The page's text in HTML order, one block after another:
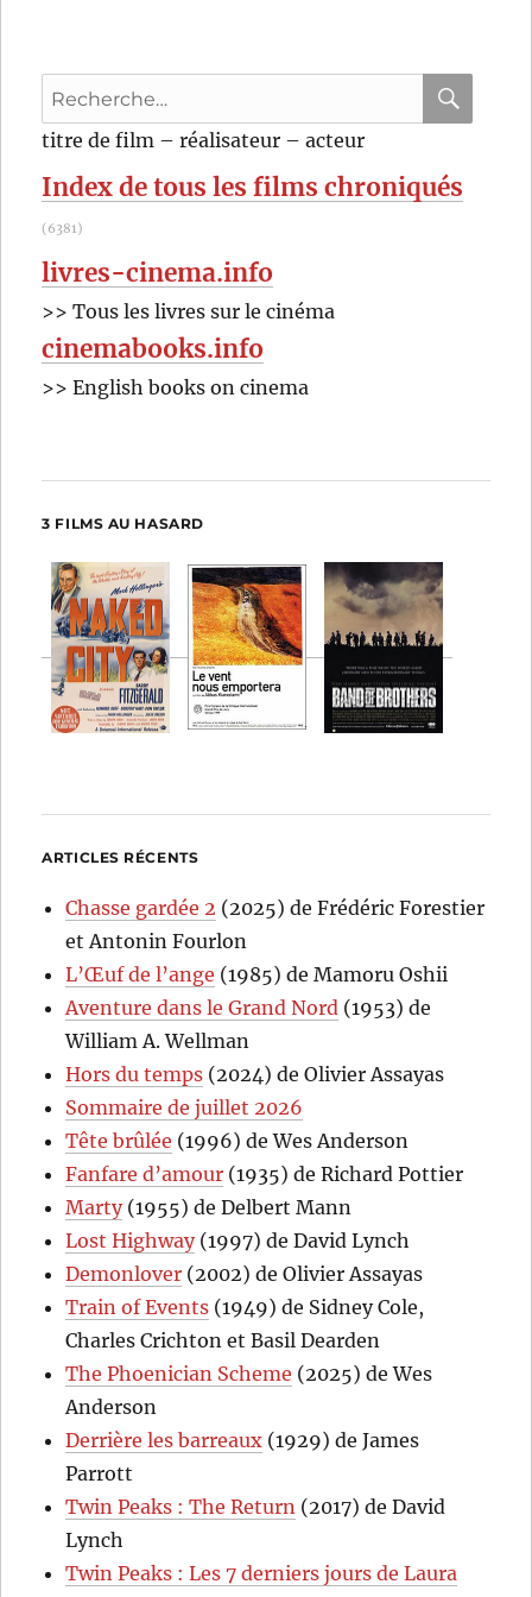
et
Depardon
Recherche
pour
:
titre de film – réalisateur – acteur
Index de tous les films chroniqués
(6381)
livres-cinema.info
>> Tous les livres sur le cinéma
cinemabooks.info
>> English books on cinema
3 FILMS AU HASARD
ARTICLES RÉCENTS
Chasse gardée 2 (2025) de Frédéric Forestier
et Antonin Fourlon
L’Œuf de l’ange (1985) de Mamoru Oshii
Aventure dans le Grand Nord (1953) de
William A. Wellman
Hors du temps (2024) de Olivier Assayas
Sommaire de juillet 2026
Tête brûlée (1996) de Wes Anderson
Fanfare d’amour (1935) de Richard Pottier
Marty(1955) de Delbert Mann
Lost Highway(1997) de David Lynch
Demonlover (2002) de Olivier Assayas
Train of Events (1949) de Sidney Cole,
Charles Crichton et Basil Dearden
The Phoenician Scheme (2025) de Wes
Anderson
Derrière les barreaux (1929) de James
Parrott
Twin Peaks : The Return (2017) de David
Lynch
Twin Peaks : Les 7 derniers jours de Laura